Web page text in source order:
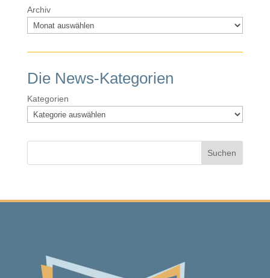
Archiv
Die News-Kategorien
Kategorien
Suchen